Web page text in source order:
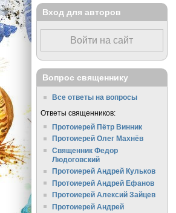
Вход для авторов
Войти на сайт
Вопрос священнику
Все ответы на вопросы
Ответы священников:
Протоиерей Пётр Винник
Протоиерей Олег Махнёв
Священник Федор
Людоговский
Протоиерей Андрей Кульков
Протоиерей Андрей Ефанов
Протоиерей Алексий Зайцев
Протоиерей Андрей